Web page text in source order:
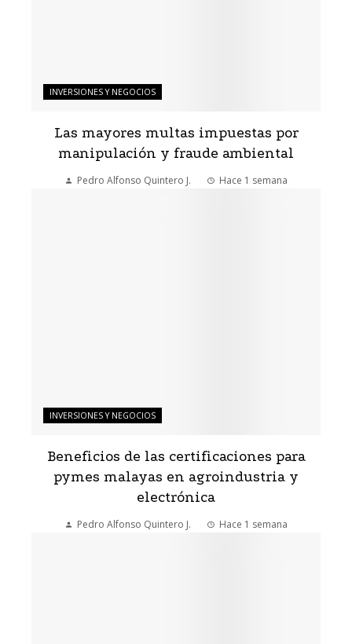
INVERSIONES Y NEGOCIOS
Las mayores multas impuestas por
manipulación y fraude ambiental
Pedro Alfonso Quintero J. Hace 1 semana
INVERSIONES Y NEGOCIOS
Beneficios de las certificaciones para
pymes malayas en agroindustria y
electrónica
Pedro Alfonso Quintero J. Hace 1 semana